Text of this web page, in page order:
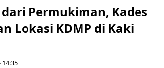
Permukiman, Kades
Lokasi KDMP di Kaki
14:35